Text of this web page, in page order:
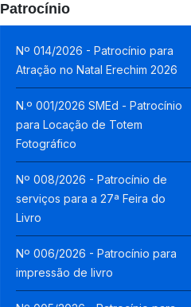
Patrocínio
Nº 014/2026 - Patrocínio para
Atração no Natal Erechim 2026
N.º 001/2026 SMEd - Patrocínio
para Locação de Totem
Fotográfico
Nº 008/2026 - Patrocínio de
serviços para a 27ª Feira do
Livro
Nº 006/2026 - Patrocínio para
impressão de livro